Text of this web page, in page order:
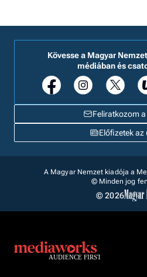
Feliratkozom
Kövesse a Magyar
médiában és
Előfizetek az
A Magyar Nemzet kiadója a
© Minden jog
© 2026